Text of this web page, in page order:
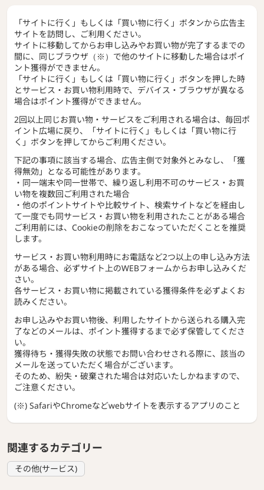
「サイトに行く」もしくは「買い物に行く」ボタンから広告主
サイトを訪問し、ご利用ください。
サイトに移動してからお申し込みやお買い物が完了するまでの
間に、同じブラウザ（※）で他のサイトに移動した場合はポイ
ント獲得ができません。
「サイトに行く」もしくは「買い物に行く」ボタンを押した時
とサービス・お買い物利用時で、デバイス・ブラウザが異なる
場合はポイント獲得ができません。
2回以上同じお買い物・サービスをご利用される場合は、毎回ポ
イント広場に戻り、「サイトに行く」もしくは「買い物に行
く」ボタンを押してからご利用ください。
下記の事項に該当する場合、広告主側で対象外とみなし、「獲
得無効」となる可能性があります。
・同一端末や同一世帯で、繰り返し利用不可のサービス・お買
い物を複数回ご利用された場合
・他のポイントサイトや比較サイト、検索サイトなどを経由し
て一度でも同サービス・お買い物を利用されたことがある場合
ご利用前には、Cookieの削除をおこなっていただくことを推奨
します。
サービス・お買い物利用時にお電話など2つ以上の申し込み方法
がある場合、必ずサイト上のWEBフォームからお申し込みくだ
さい。
各サービス・お買い物に掲載されている獲得条件を必ずよくお
読みください。
お申し込みやお買い物後、利用したサイトから送られる購入完
了などのメールは、ポイント獲得するまで必ず保管してくださ
い。
獲得待ち・獲得失敗の状態でお問い合わせされる際に、該当の
メールを送っていただく場合がございます。
そのため、紛失・破棄された場合は対応いたしかねますので、
ご注意ください。
(※) SafariやChromeなどwebサイトを表示するアプリのこと
関連するカテゴリー
その他(サービス)